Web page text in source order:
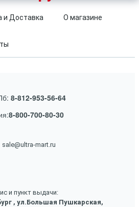
и Доставка О магазине
8-812-953-56-64
8-800-700-80-30
sale@ultra-mart.ru
и пункт выдачи:
, ул.Большая Пушкарская,